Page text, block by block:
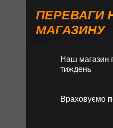
ПЕРЕВАГИ
МАГАЗИНУ
Наш магазин
тиждень
Враховуємо